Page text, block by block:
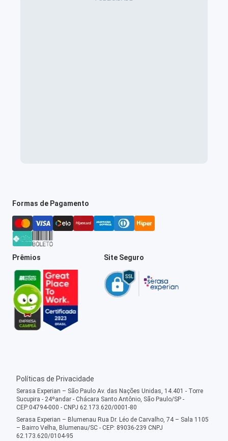
Formas de Pagamento
Prêmios Site Seguro
Políticas de Privacidade
Serasa Experian – São Paulo Av. das Nações Unidas, 14.401 - Torre
Sucupira - 24ºandar - Chácara Santo Antônio, São Paulo/SP -
CEP:04794-000 - CNPJ 62.173.620/0001-80
Serasa Experian – Blumenau Rua Dr. Léo de Carvalho, 74 – Sala 1105
– Bairro Velha, Blumenau/SC - CEP: 89036-239 CNPJ
62.173.620/0104-95